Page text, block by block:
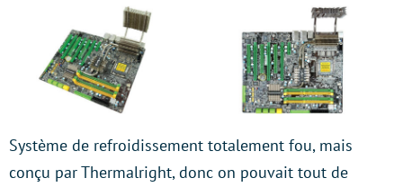
Système de refroidissement totalement fou, mais
conçu par Thermalright, donc on pouvait tout de